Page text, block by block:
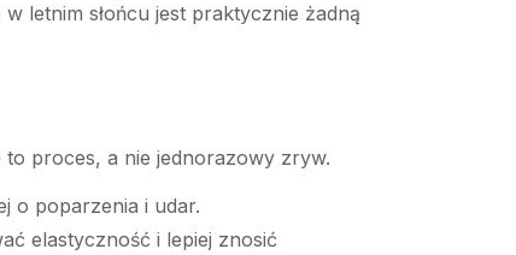
letnim słońcu jest praktycznie żadną
to proces, a nie jednorazowy zryw.
o poparzenia i udar.
elastyczność i lepiej znosić